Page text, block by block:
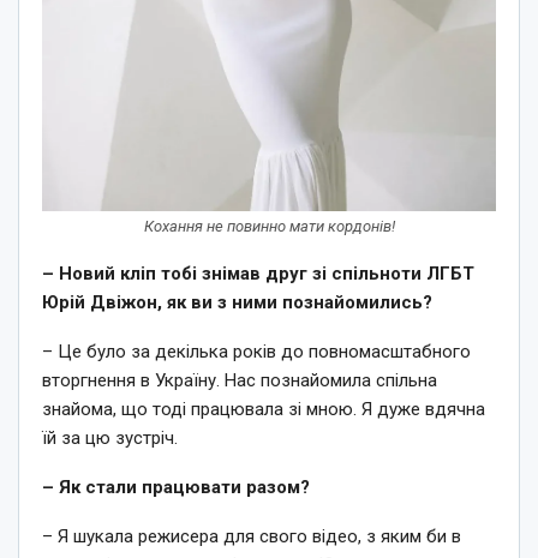
Кохання не повинно мати кордонів!
– Новий кліп тобі знімав друг зі спільноти ЛГБТ
Юрій Двіжон, як ви з ними познайомились?
– Це було за декілька років до повномасштабного
вторгнення в Україну. Нас познайомила спільна
знайома, що тоді працювала зі мною. Я дуже вдячна
їй за цю зустріч.
– Як стали працювати разом?
– Я шукала режисера для свого відео, з яким би в